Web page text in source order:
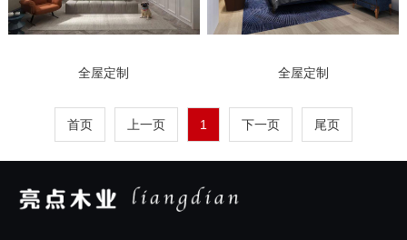
全屋定制 全屋定制
首页 上一页 1 下一页 尾页